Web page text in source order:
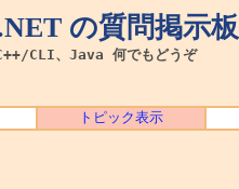
の質問掲示板
CLI、Java 何でもどうぞ
トピック表示